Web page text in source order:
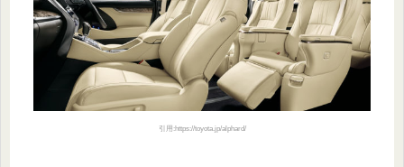
引用:https://toyota.jp/alphard/